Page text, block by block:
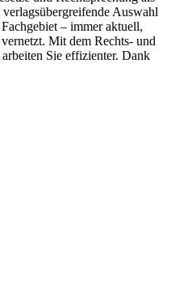
Auswahl
– immer aktuell,
Mit dem Rechts- und
Sie effizienter. Dank